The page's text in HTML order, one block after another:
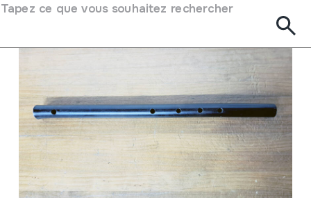
Tapez ce que vous souhaitez rechercher